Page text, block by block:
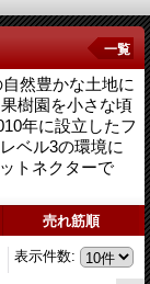
然豊かな土地に
樹園を小さな頃
年に設立したフ
ベル3の環境に
トネクターで
一覧
売れ筋順
表示件数: